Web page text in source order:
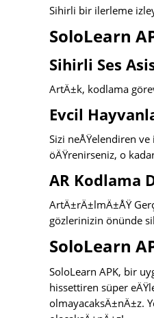
Sihirli bir ilerleme
SoloLearn
Sihirli Ses
ArtÄ±k, kodlama
Evcil
Sizi neÅŸelendiren
öÄŸrenirseniz, o
AR Kodlama
ArtÄ±rÄ±lmÄ±ÅŸ
gözlerinizin önünde
SoloLearn
SoloLearn APK, bir
hissettiren süper
olmayacaksÄ±nÄ±z.